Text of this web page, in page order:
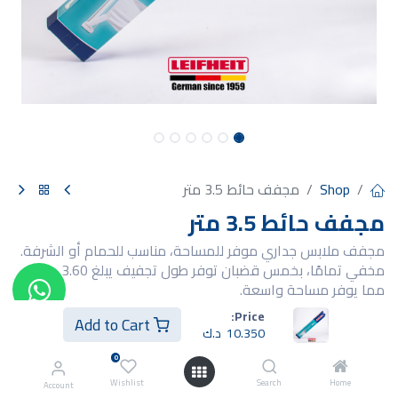
Price:
10.350 د.ك Add to Cart
Home
Search
0
Wishlist
Account
Shop مجفف حائط 3.5 متر
مجفف حائط 3.5 متر
مجفف ملابس جداري موفر للمساحة، مناسب للحمام أو الشرفة.
مخفي تمامًا، بخمس قضبان توفر طول تجفيف يبلغ 3.60 مترًا،
مما يوفر مساحة واسعة.
يأتي أيضًا مع قضيب ألومنيوم عملي بعرض 60 سم لتعليق مناشف
كجم من الغسيل.
تسحب قضبان التجفيف إلى الحامل، بينما تطوى الأذرع لتوفير